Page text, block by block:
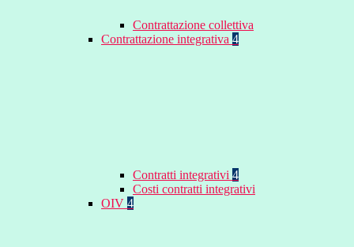
Contrattazione collettiva
Contrattazione integrativa 4
Contratti integrativi 4
Costi contratti integrativi
OIV 4